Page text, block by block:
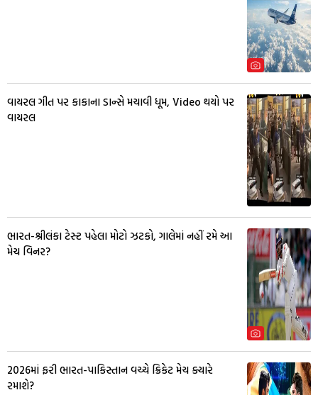
વાયરલ ગીત પર કાકાના ડાન્સે મચાવી ધૂમ, Video થયો પર
વાયરલ
ભારત-શ્રીલંકા ટેસ્ટ પહેલા મોટો ઝટકો, ગાલેમાં નહીં રમે આ
મેચ વિનર?
2026માં ફરી ભારત-પાકિસ્તાન વચ્ચે ક્રિકેટ મેચ ક્યારે
રમાશે?